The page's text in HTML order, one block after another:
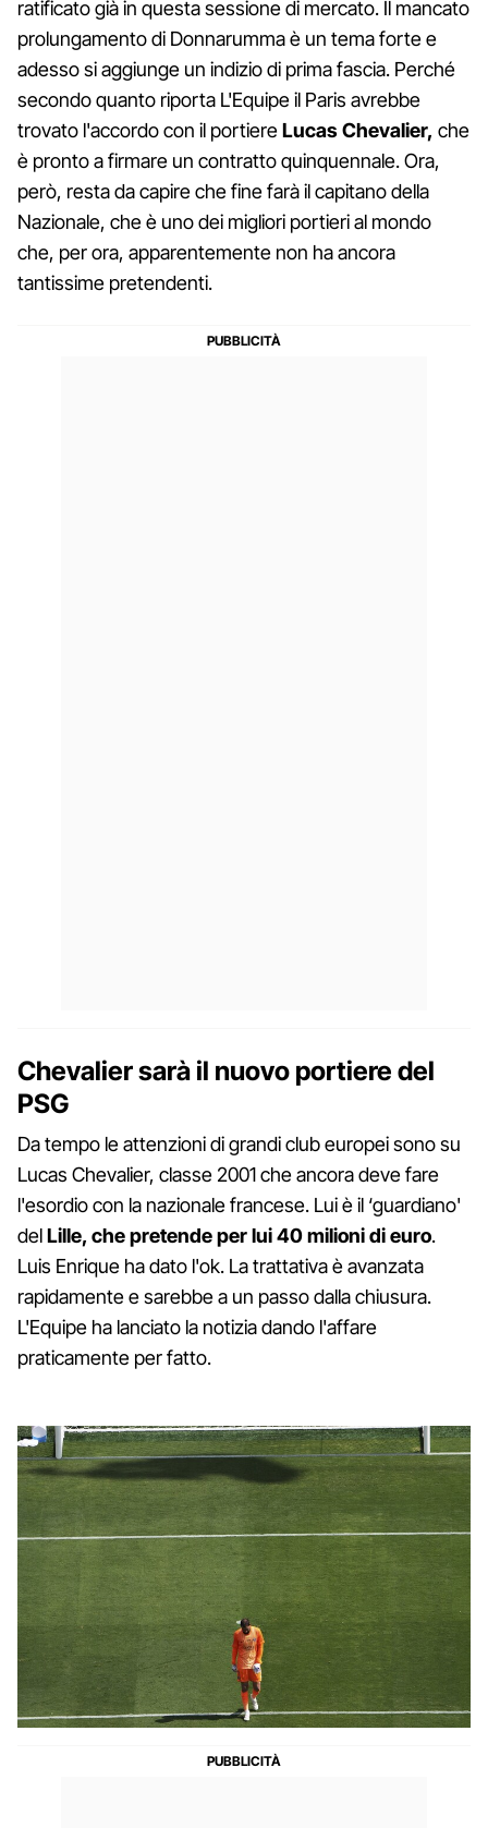
ratificato già in questa sessione di mercato. Il mancato
prolungamento di Donnarumma è un tema forte e
adesso si aggiunge un indizio di prima fascia. Perché
secondo quanto riporta L'Equipe il Paris avrebbe
trovato l'accordo con il portiereLucas Chevalier, che
è pronto a firmare un contratto quinquennale. Ora,
però, resta da capire che fine farà il capitano della
Nazionale, che è uno dei migliori portieri al mondo
che, per ora, apparentemente non ha ancora
tantissime pretendenti.
Chevalier sarà il nuovo portiere del
PSG
Da tempo le attenzioni di grandi club europei sono su
Lucas Chevalier, classe 2001 che ancora deve fare
l'esordio con la nazionale francese. Lui è il ‘guardiano'
delLille, che pretende per lui 40 milioni di euro.
Luis Enrique ha dato l'ok. La trattativa è avanzata
rapidamente e sarebbe a un passo dalla chiusura.
L'Equipe ha lanciato la notizia dando l'affare
praticamente per fatto.